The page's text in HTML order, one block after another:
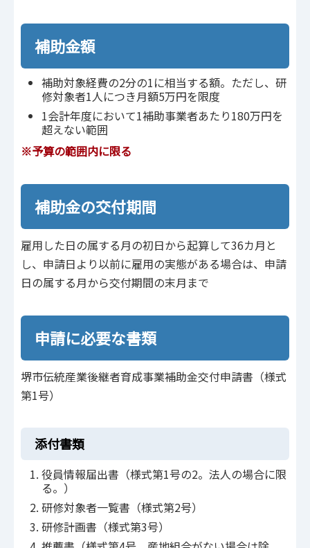
補助金額
補助対象経費の2分の1に相当する額。ただし、研
修対象者1人につき月額5万円を限度
1会計年度において1補助事業者あたり180万円を
超えない範囲
※予算の範囲内に限る
補助金の交付期間
雇用した日の属する月の初日から起算して36カ月と
し、申請日より以前に雇用の実態がある場合は、申請
日の属する月から交付期間の末月まで
申請に必要な書類
堺市伝統産業後継者育成事業補助金交付申請書（様式
第1号）
添付書類
役員情報届出書（様式第1号の2。法人の場合に限
る。）
研修対象者一覧書（様式第2号）
研修計画書（様式第3号）